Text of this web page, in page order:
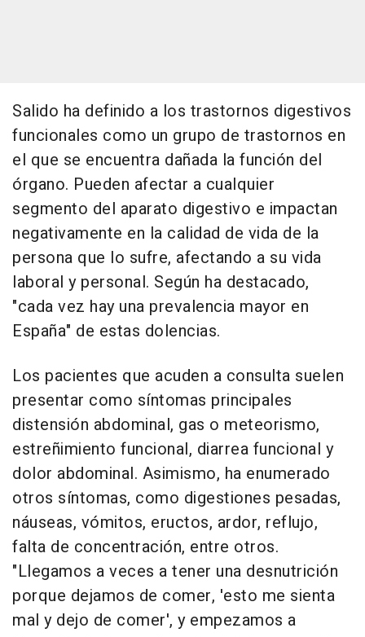
Salido ha definido a los trastornos digestivos
funcionales como un grupo de trastornos en
el que se encuentra dañada la función del
órgano. Pueden afectar a cualquier
segmento del aparato digestivo e impactan
negativamente en la calidad de vida de la
persona que lo sufre, afectando a su vida
laboral y personal. Según ha destacado,
"cada vez hay una prevalencia mayor en
España" de estas dolencias.
Los pacientes que acuden a consulta suelen
presentar como síntomas principales
distensión abdominal, gas o meteorismo,
estreñimiento funcional, diarrea funcional y
dolor abdominal. Asimismo, ha enumerado
otros síntomas, como digestiones pesadas,
náuseas, vómitos, eructos, ardor, reflujo,
falta de concentración, entre otros.
"Llegamos a veces a tener una desnutrición
porque dejamos de comer, 'esto me sienta
mal y dejo de comer', y empezamos a